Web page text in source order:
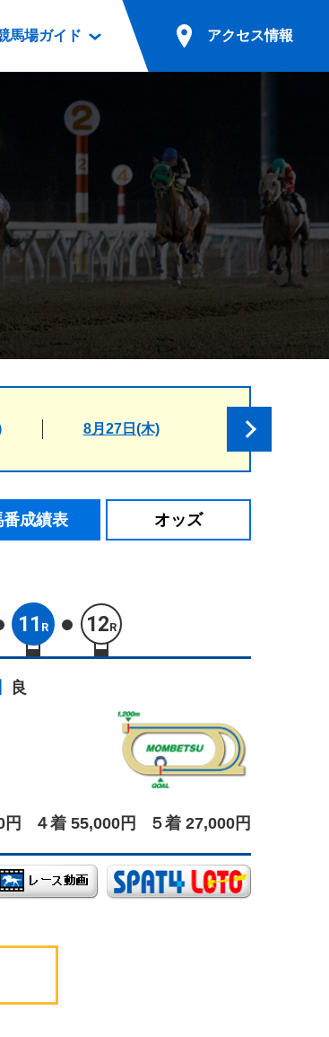
競走
ターネット投票
ンサービス
馬場ガイド アクセス情報
無料送迎バスでのご来場
公共の交通機関でのご来場
8月27日(木)
番成績表 オッズ
11 R 12R
良
円 ４着 55,000円 ５着 27,000円